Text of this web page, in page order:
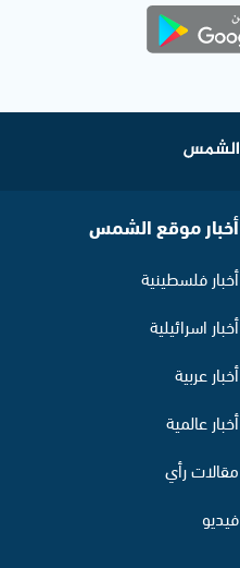
أخبار موقع الشمس
أخبار فلسطينية
أخبار اسرائيلية
أخبار عربية
أخبار عالمية
مقالات رأي
فيديو